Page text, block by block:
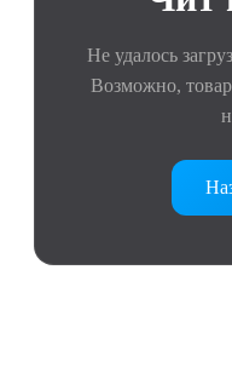
Не удалось
Возможно,